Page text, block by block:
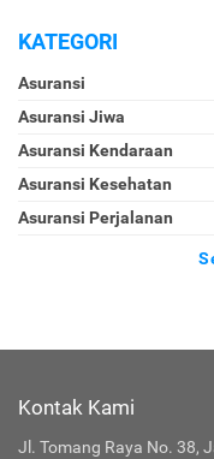
KATEGORI
Asuransi
Asuransi Jiwa
Asuransi Kendaraan
Asuransi Kesehatan
Asuransi Perjalanan
Kontak Kami
Jl. Tomang Raya No. 38,